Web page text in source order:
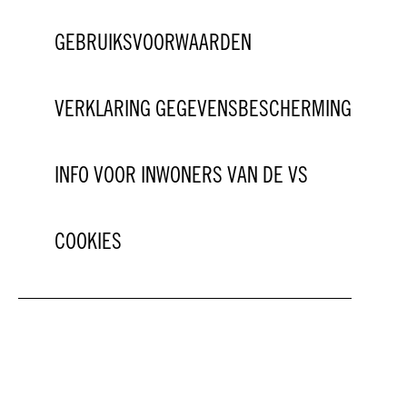
GEBRUIKSVOORWAARDEN
VERKLARING GEGEVENSBESCHERMING
INFO VOOR INWONERS VAN DE VS
COOKIES